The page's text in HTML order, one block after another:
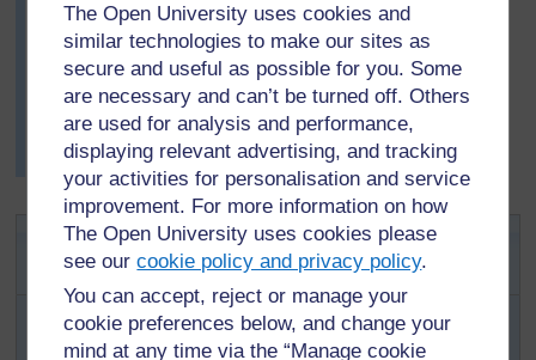
The Open University uses cookies and
similar technologies to make our sites as
secure and useful as possible for you. Some
are necessary and can’t be turned off. Others
are used for analysis and performance,
displaying relevant advertising, and tracking
your activities for personalisation and service
improvement. For more information on how
The Open University uses cookies please
see ourcookie policy and privacy policy.
You can accept, reject or manage your
cookie preferences below, and change your
mind at any time via the “Manage cookie
élèves devaient essayer de trouver les réponses en
observant la simulation.
Le reste de la classe a écrit pendant ce temps des
poèmes sur leur sentiment de faire partie du système
solaire, ce dont ils avaient discuté avec toute la classe
au début de la leçon.
Activité clé : Modélisation du
système solaire
Démarrez par un remue-méninges sur le système
solaire. (Voirla ressource clé :Utiliser les cartes